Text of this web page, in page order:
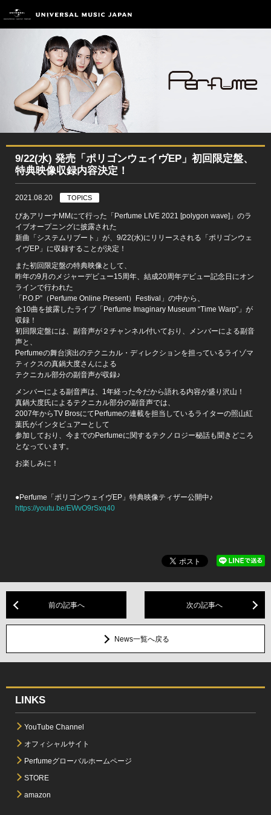
9/22(水) 発売「ポリゴンウェイヴEP」初回限定盤、
特典映像収録内容決定！
2021.08.20 TOPICS
ぴあアリーナMMにて行った「Perfume LIVE 2021 [polygon wave]」のラ
イブオープニングに披露された
新曲「システムリブート」が、9/22(水)にリリースされる「ポリゴンウェ
イヴEP」に収録することが決定！
また初回限定盤の特典映像として、
昨年の9月のメジャーデビュー15周年、結成20周年デビュー記念日にオン
ラインで行われた
「P.O.P”（Perfume Online Present）Festival」の中から、
全10曲を披露したライブ「Perfume Imaginary Museum “Time Warp”」が
収録！
初回限定盤には、副音声が２チャンネル付いており、メンバーによる副音
声と、
Perfumeの舞台演出のテクニカル・ディレクションを担っているライゾマ
ティクスの真鍋大度さんによる
テクニカル部分の副音声が収録♪
メンバーによる副音声は、1年経った今だから語れる内容が盛り沢山！
真鍋大度氏によるテクニカル部分の副音声では、
2007年からTV BrosにてPerfumeの連載を担当しているライターの照山紅
葉氏がインタビュアーとして
参加しており、今までのPerfumeに関するテクノロジー秘話も聞きどころ
となっています。
お楽しみに！
●Perfume「ポリゴンウェイヴEP」特典映像ティザー公開中♪
https://youtu.be/EWvO9rSxq40
前の記事へ 次の記事へ
News一覧へ戻る
LINKS
YouTube Channel
オフィシャルサイト
Perfumeグローバルホームページ
STORE
amazon